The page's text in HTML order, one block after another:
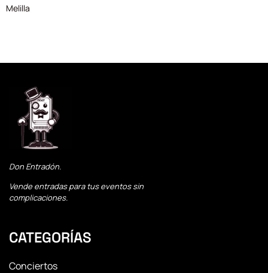
Melilla
Don Entradón.
Vende entradas para tus eventos sin
complicaciones.
CATEGORÍAS
Conciertos